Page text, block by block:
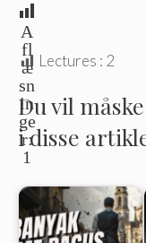
A
fl
æ
sn
in
ge
r:
1
Lectures : 2
Du vil
i disse